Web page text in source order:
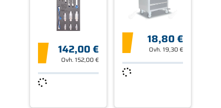
142,00 €
Ovh. 152,00 €
18,80 €
Ovh.19,30 €